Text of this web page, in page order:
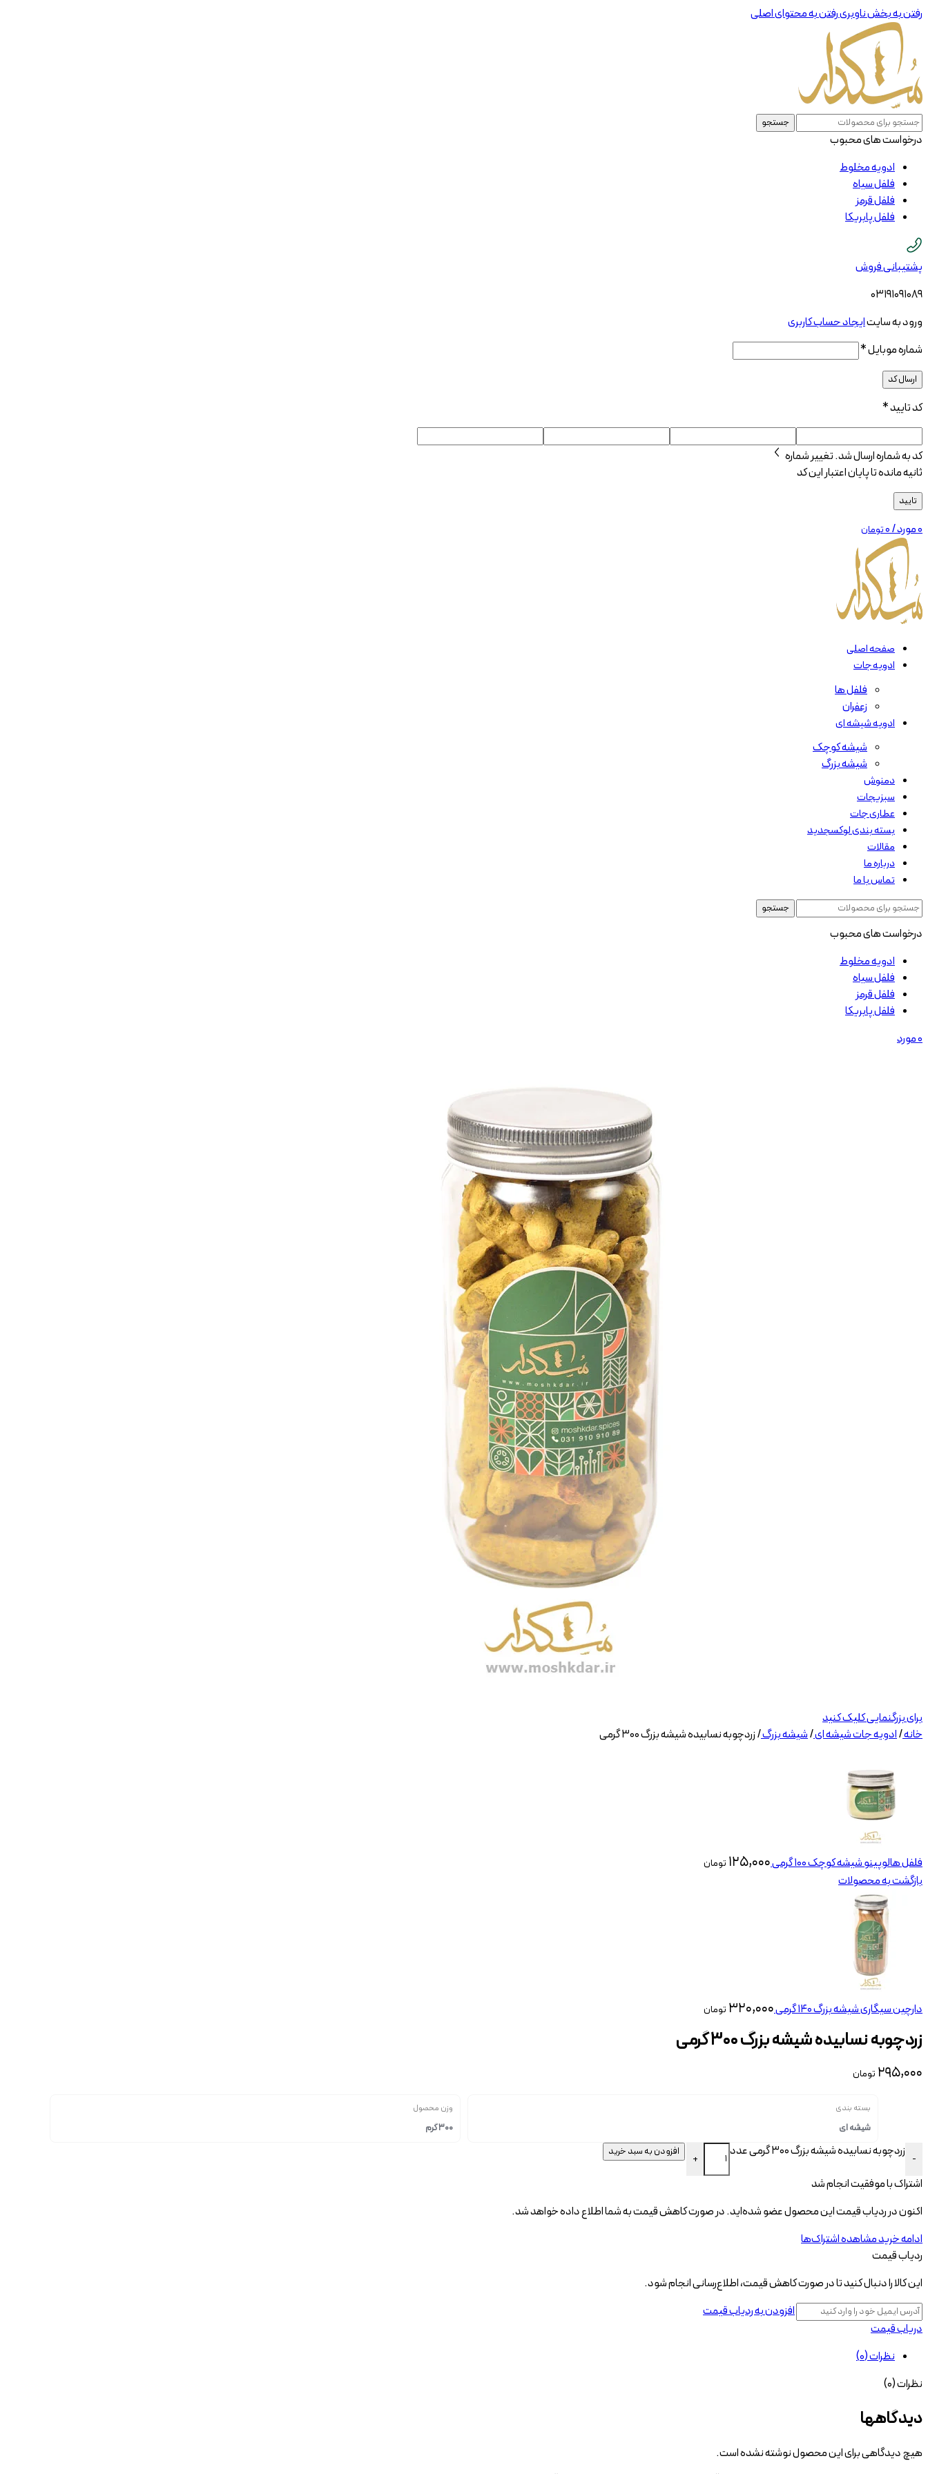
رفتن به بخش ناوبریرفتن به محتوای اصلی
جستجو
درخواست های محبوب
ادویه مخلوط
فلفل سیاه
فلفل قرمز
فلفل پابریکا
پشتیبانی فروش
03191091089
ورود به سایتایجاد حساب کاربری
شماره موبایل*
ارسال کد
کد تایید*
کد به شمارهارسال شد.تغییر شماره
ثانیه مانده تا پایان اعتبار این کد
تایید
0مورد/۰تومان
صفحه اصلی
ادویه جات
فلفل ها
زعفران
ادویه شیشه ای
شیشه کوچک
شیشه بزرگ
دمنوش
سبزیجات
عطاری جات
بسته بندی لوکسجدید
مقالات
درباره ما
تماس با ما
جستجو
درخواست های محبوب
ادویه مخلوط
فلفل سیاه
فلفل قرمز
فلفل پابریکا
0مورد
برای بزرگنمایی کلیک کنید
خانه/ادویه جات شیشه ای/شیشه بزرگ/زردچوبه نسابیده شیشه بزرگ ۳۰۰ گرمی
فلفل هالوپینو شیشه کوچک 100 گرمی ۱۲۵,۰۰۰ تومان
بازگشت به محصولات
دارچین سیگاری شیشه بزرگ 140 گرمی ۳۲۰,۰۰۰ تومان
زردچوبه نسابیده شیشه بزرگ ۳۰۰ گرمی
۲۹۵,۰۰۰ تومان
بسته بندی
شیشه ای
وزن محصول
300 گرم
- زردچوبه نسابیده شیشه بزرگ 300 گرمی عدد +
افزودن به سبد خرید
اشتراک با موفقیت انجام شد
اکنون در ردیاب قیمت این محصول عضو شده‌اید. در صورت کاهش قیمت به شما اطلاع داده خواهد شد.
ادامه خریدمشاهده اشتراک‌ها
ردیاب قیمت
این کالا را دنبال کنید تا در صورت کاهش قیمت، اطلاع‌رسانی انجام شود.
افزودن به ردیاب قیمت
دریاب قیمت
نظرات (0)
نظرات (0)
دیدگاهها
هیچ دیدگاهی برای این محصول نوشته نشده است.